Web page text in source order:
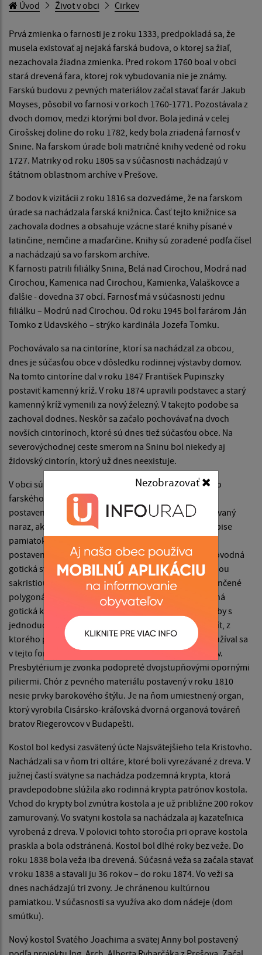
Nezobrazovať
Úvod Život v obci Cirkev
Prvá zmienka o farnosti je z roku 1333, predpokladá sa, že
musela existovať aj nejaká farská budova, o ktorej sa žiaľ,
nezachovala žiadna zmienka. Pred rokom 1760 boal v obci
stará drevená fara, ktorej rok vybudovania nie je známy.
Farskú budovu z pevných materiálov začal stavať farár Jakub
Moyses, pôsobil vo farnosi v orkoch 1760-1771. Pozostávala z
dvoch domov, medzi ktorými bol dvor. Bola jediná v celej
Cirošskej doline do roku 1782, kedy bola zriadená farnosť v
Snine. Na farskom úrade boli matričné knihy vedené od roku
1727. Matriky od roku 1805 sa v súčasnosti nachádzajú v
štátnom oblastnom archíve v Prešove.
Z bodov k vizitácii z roku 1816 sa dozvedáme, že na farskom
úrade sa nachádzala farská knižnica. Časť tejto knižnice sa
zachovala dodnes a obsahuje vzácne staré knihy písané v
latinčine, nemčine a maďarčine. Knihy sú zoradené podľa čísel
a nachádzajú sa vo farskom archíve.
K farnosti patrili filiálky Snina, Belá nad Cirochou, Modrá nad
Cirochou, Kamenica nad Cirochou, Kamienka, Valaškovce a
ďalšie - dovedna 37 obcí. Farnosť má v súčasnosti jednu
filiálku – Modrú nad Cirochou. Od roku 1945 bol farárom Ján
Tomko z Udavského – strýko kardinála Jozefa Tomku.
Pochovávalo sa na cintoríne, ktorí sa nachádzal za obcou,
dnes je súčasťou obce v dôsledku rodinnej výstavby domov.
Na tomto cintoríne dal v roku 1847 František Pupinszky
postaviť kamenný kríž. V roku 1874 upravili podstavec a starý
kamenný kríž vymenili za nový železný. V takejto podobe sa
zachoval dodnes. Neskôr sa začalo pochovávať na dvoch
novších cintorínoch, ktoré sú dnes tiež súčasťou obce. Na
severovýchodnej ceste smerom na Sninu bol niekedy aj
židovský cintorín, ktorý už dnes neexistuje.
V obci sú dva kostoly – starý a nový. Rok stavby starého
farského kostola svätej Anny nie je známy, Mohol byť
postavený niekedy po tatárskom pustošení, nebol stavaný
naraz, ako na to poukazujú rôzne stavebné štýly. V súpise
pamiatok na Slovensku sa uvádza ako gotický kostol
postavený v polovici 15. storočia, čomu nasvedčuje pôvodná
gotická svätyňa. Je pozdĺžny, jednoloďový, s pristavanou
sakristiou a prestavanou vežou. Presbytérium je zakončené
polygonálnym uzáverom a nachádza sa v ňom pôvodná
gotická klenba s jedným poľom krížovej rebrovej klenby s
jednoduchým svorníkom. Na svorníku sa nachádza štít, z
ktorého plasticky vystupuje dvojkríž bez trojvršia. Používal sa
v tejto forme ako tzv. panovnícky erb uhorských kráľov.
Presbytérium je zvonka podopreté dvojstupňovými opornými
piliermi. Chór z pevného materiálu postavený v roku 1810
nesie prvky barokového štýlu. Je na ňom umiestnený organ,
ktorý vyrobila Cisársko-kráľovská dvorná organová továreň
bratov Riegerovcov v Budapešti.
Kostol bol kedysi zasvätený úcte Najsvätejšieho tela Kristovho.
Nachádzali sa v ňom tri oltáre, ktoré boli vyrezávané z dreva. V
južnej častí svätyne sa nachádza podzemná krypta, ktorá
pravdepodobne slúžila ako rodinná krypta patrónov kostola.
Vchod do krypty bol zvnútra kostola a je už približne 200 rokov
zamurovaný. Vo svätyni kostola sa nachádzala aj kazateľnica
vyrobená z dreva. V polovici tohto storočia pri oprave kostola
praskla a bola odstránená. Kostol bol dlhé roky bez veže. Do
roku 1838 bola veža iba drevená. Súčasná veža sa začala stavať
v roku 1838 a stavali ju 36 rokov – do roku 1874. Vo veži sa
dnes nachádzajú tri zvony. Je chránenou kultúrnou
pamiatkou. V súčasnosti sa využíva ako dom nádeje (dom
smútku).
Nový kostol Svätého Joachima a svätej Anny bol postavený